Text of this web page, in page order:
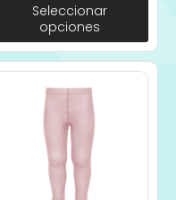
Seleccionar
opciones